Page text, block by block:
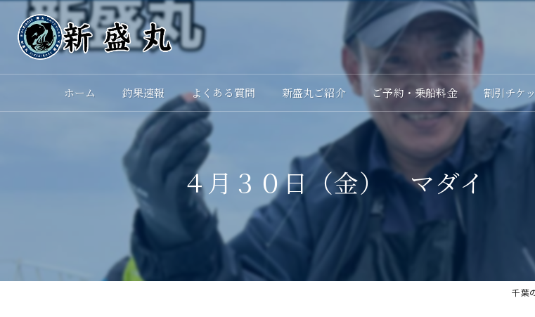
ホーム 釣果速報 よくある質問 新盛丸ご紹介 ご予約・乗船料金 割引チケ
４月３０日（金） マダイ
千葉